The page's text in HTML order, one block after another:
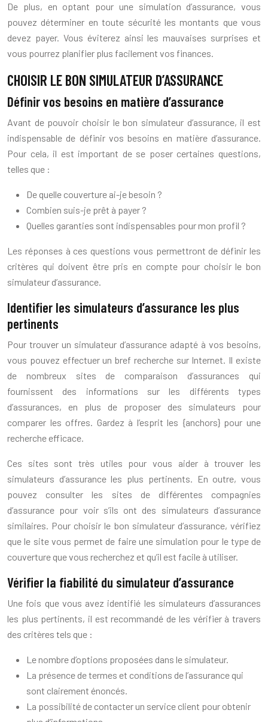
De plus, en optant pour une simulation d’assurance, vous
pouvez déterminer en toute sécurité les montants que vous
devez payer. Vous éviterez ainsi les mauvaises surprises et
vous pourrez planifier plus facilement vos finances.
CHOISIR LE BON SIMULATEUR D’ASSURANCE
Définir vos besoins en matière d’assurance
Avant de pouvoir choisir le bon simulateur d’assurance, il est
indispensable de définir vos besoins en matière d’assurance.
Pour cela, il est important de se poser certaines questions,
telles que :
De quelle couverture ai-je besoin ?
Combien suis-je prêt à payer ?
Quelles garanties sont indispensables pour mon profil ?
Les réponses à ces questions vous permettront de définir les
critères qui doivent être pris en compte pour choisir le bon
simulateur d’assurance.
Identifier les simulateurs d’assurance les plus
pertinents
Pour trouver un simulateur d’assurance adapté à vos besoins,
vous pouvez effectuer un bref recherche sur Internet. Il existe
de nombreux sites de comparaison d’assurances qui
fournissent des informations sur les différents types
d’assurances, en plus de proposer des simulateurs pour
comparer les offres. Gardez à l’esprit les {anchors} pour une
recherche efficace.
Ces sites sont très utiles pour vous aider à trouver les
simulateurs d’assurance les plus pertinents. En outre, vous
pouvez consulter les sites de différentes compagnies
d’assurance pour voir s’ils ont des simulateurs d’assurance
similaires. Pour choisir le bon simulateur d’assurance, vérifiez
que le site vous permet de faire une simulation pour le type de
couverture que vous recherchez et qu’il est facile à utiliser.
Vérifier la fiabilité du simulateur d’assurance
Une fois que vous avez identifié les simulateurs d’assurances
les plus pertinents, il est recommandé de les vérifier à travers
des critères tels que :
Le nombre d’options proposées dans le simulateur.
La présence de termes et conditions de l’assurance qui
sont clairement énoncés.
La possibilité de contacter un service client pour obtenir